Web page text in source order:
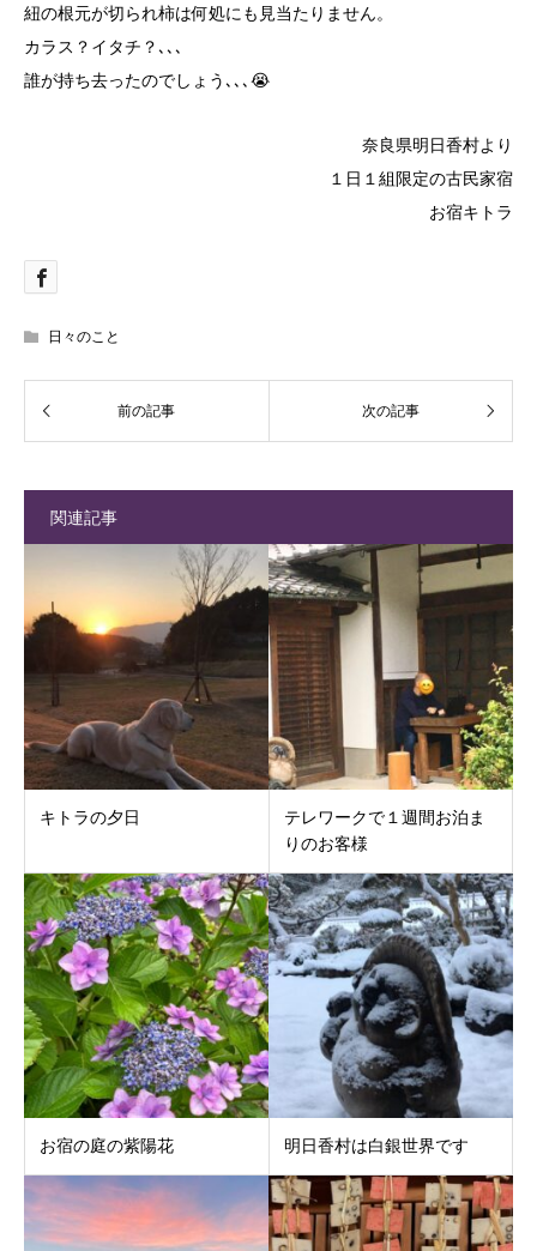
紐の根元が切られ柿は何処にも見当たりません。
カラス？イタチ？､､､
誰が持ち去ったのでしょう､､､😭
奈良県明日香村より
１日１組限定の古民家宿
お宿キトラ
日々のこと
関連記事
キトラの夕日
テレワークで１週間お泊ま
りのお客様
お宿の庭の紫陽花 明日香村は白銀世界です